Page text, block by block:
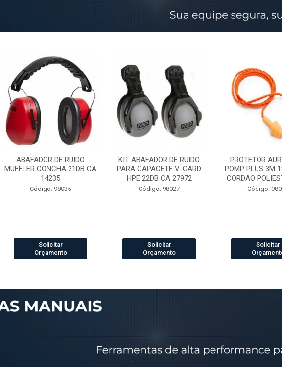
ABAFADOR DE RUIDO
MUFFLER CONCHA 21DB CA
14235
Código: 98035
Solicitar
Orçamento
KIT ABAFADOR DE RUIDO
PARA CAPACETE V-GARD
HPE 22DB CA 27972
Código: 98027
Solicitar
Orçamento
PROTETOR
POMP PLUS 3M
CORDAO
Código:
Solicitar